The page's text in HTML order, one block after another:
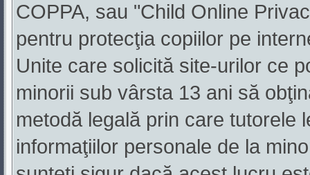
COPPA, sau "Child Online
pentru protecţia copiilor pe
Unite care solicită site-urilor ce
minorii sub vârsta 13 ani să
metodă legală prin care tutorele
informaţiilor personale de la